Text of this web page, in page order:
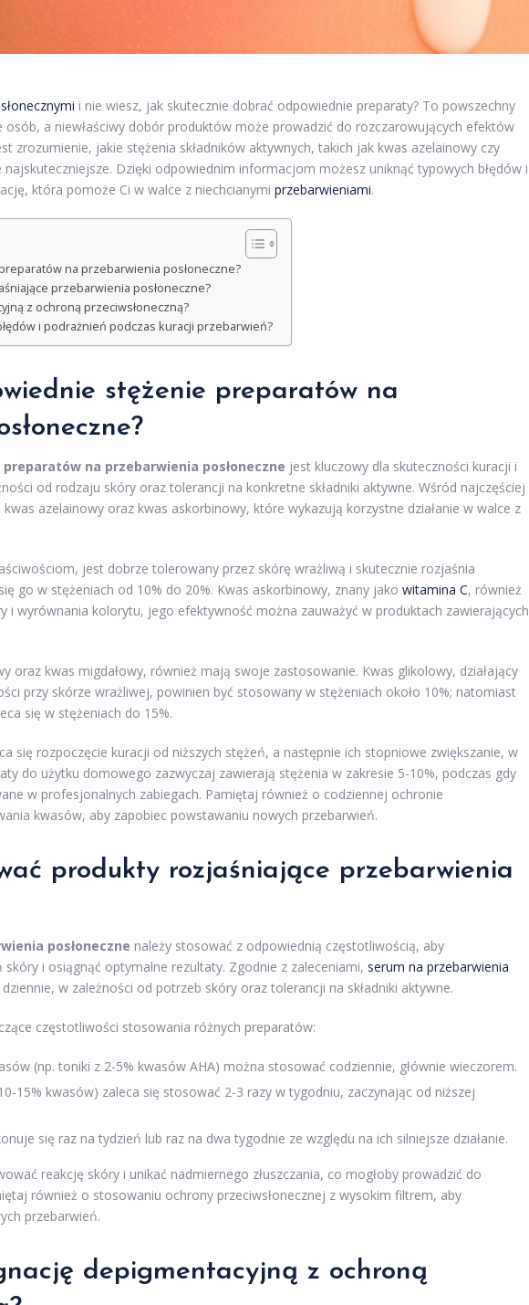
i nie wiesz, jak skutecznie dobrać odpowiednie preparaty? To powszechny
a niewłaściwy dobór produktów może prowadzić do rozczarowujących efektów
zrozumienie, jakie stężenia składników aktywnych, takich jak kwas azelainowy czy
najskuteczniejsze. Dzięki odpowiednim informacjom możesz uniknąć typowych błędów i
która pomoże Ci w walce z niechcianymi przebarwieniami.
na przebarwienia posłoneczne?
przebarwienia posłoneczne?
z ochroną przeciwsłoneczną?
i podrażnień podczas kuracji przebarwień?
stężenie preparatów na
?
na przebarwienia posłoneczne jest kluczowy dla skuteczności kuracji i
od rodzaju skóry oraz tolerancji na konkretne składniki aktywne. Wśród najczęściej
azelainowy oraz kwas askorbinowy, które wykazują korzystne działanie w walce z
jest dobrze tolerowany przez skórę wrażliwą i skutecznie rozjaśnia
go w stężeniach od 10% do 20%. Kwas askorbinowy, znany jako witamina C, również
i wyrównania kolorytu, jego efektywność można zauważyć w produktach zawierających
oraz kwas migdałowy, również mają swoje zastosowanie. Kwas glikolowy, działający
przy skórze wrażliwej, powinien być stosowany w stężeniach około 10%; natomiast
się w stężeniach do 15%.
się rozpoczęcie kuracji od niższych stężeń, a następnie ich stopniowe zwiększanie, w
do użytku domowego zazwyczaj zawierają stężenia w zakresie 5-10%, podczas gdy
w profesjonalnych zabiegach. Pamiętaj również o codziennej ochronie
kwasów, aby zapobiec powstawaniu nowych przebarwień.
produkty rozjaśniające przebarwienia
posłoneczne należy stosować z odpowiednią częstotliwością, aby
i osiągnąć optymalne rezultaty. Zgodnie z zaleceniami, serum na przebarwienia
w zależności od potrzeb skóry oraz tolerancji na składniki aktywne.
częstotliwości stosowania różnych preparatów:
(np. toniki z 2-5% kwasów AHA) można stosować codziennie, głównie wieczorem.
15% kwasów) zaleca się stosować 2-3 razy w tygodniu, zaczynając od niższej
się raz na tydzień lub raz na dwa tygodnie ze względu na ich silniejsze działanie.
reakcję skóry i unikać nadmiernego złuszczania, co mogłoby prowadzić do
również o stosowaniu ochrony przeciwsłonecznej z wysokim filtrem, aby
przebarwień.
depigmentacyjną z ochroną